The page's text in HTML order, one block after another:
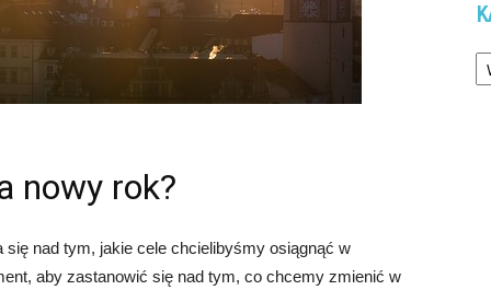
nowy rok?
nad tym, jakie cele chcielibyśmy osiągnąć w
aby zastanowić się nad tym, co chcemy zmienić w